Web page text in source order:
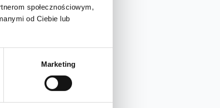
społecznościowym,
od Ciebie lub
Marketing